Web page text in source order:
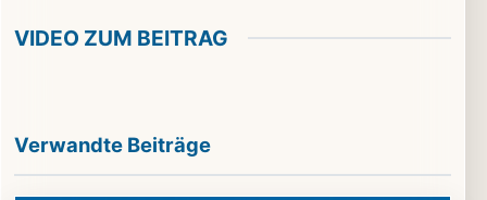
VIDEO ZUM BEITRAG
Video im Beitrag abspielen
Verwandte Beiträge